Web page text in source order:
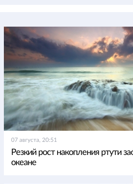
07 августа, 20:51
Резкий рост накопления ртути
океане